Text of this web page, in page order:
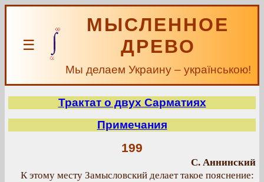
☰
МЫСЛЕННОЕ
ДРЕВО
Мы делаем Украину – українською!
Трактат о двух Сарматиях
Примечания
199
С. Аннинский
К этому месту Замысловский делает такое пояснение: